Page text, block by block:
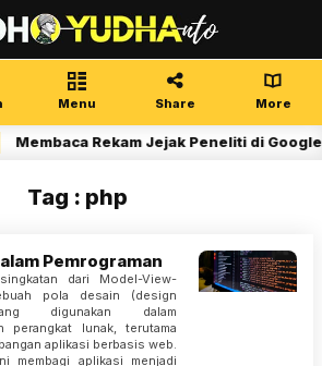
Menu Share More
Membaca Rekam Jejak Peneliti di Google
Tag : php
Pemrograman
dari Model-View-
pola desain (design
digunakan dalam
perangkat lunak, terutama
aplikasi berbasis web.
membagi aplikasi menjadi